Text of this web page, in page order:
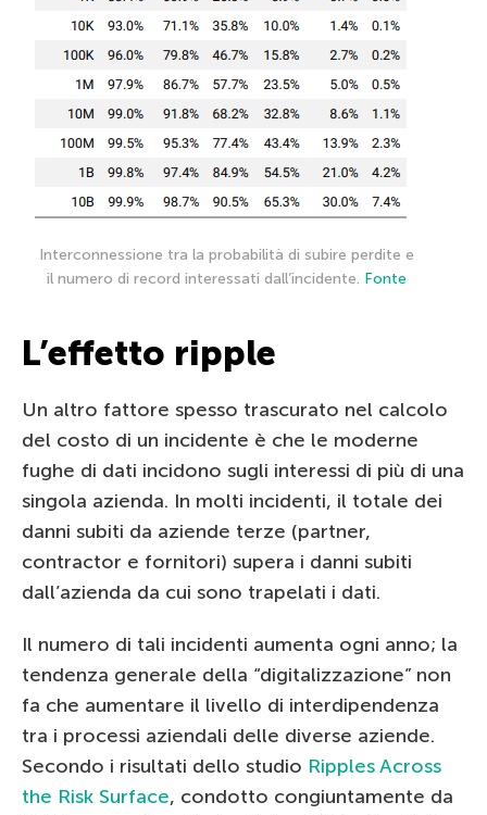
Interconnessione tra la probabilità di subire perdite e
il numero di record interessati dall’incidente. Fonte
L’effetto ripple
Un altro fattore spesso trascurato nel calcolo
del costo di un incidente è che le moderne
fughe di dati incidono sugli interessi di più di una
singola azienda. In molti incidenti, il totale dei
danni subiti da aziende terze (partner,
contractor e fornitori) supera i danni subiti
dall’azienda da cui sono trapelati i dati.
Il numero di tali incidenti aumenta ogni anno; la
tendenza generale della “digitalizzazione” non
fa che aumentare il livello di interdipendenza
tra i processi aziendali delle diverse aziende.
Secondo i risultati dello studio Ripples Across
the Risk Surface, condotto congiuntamente da